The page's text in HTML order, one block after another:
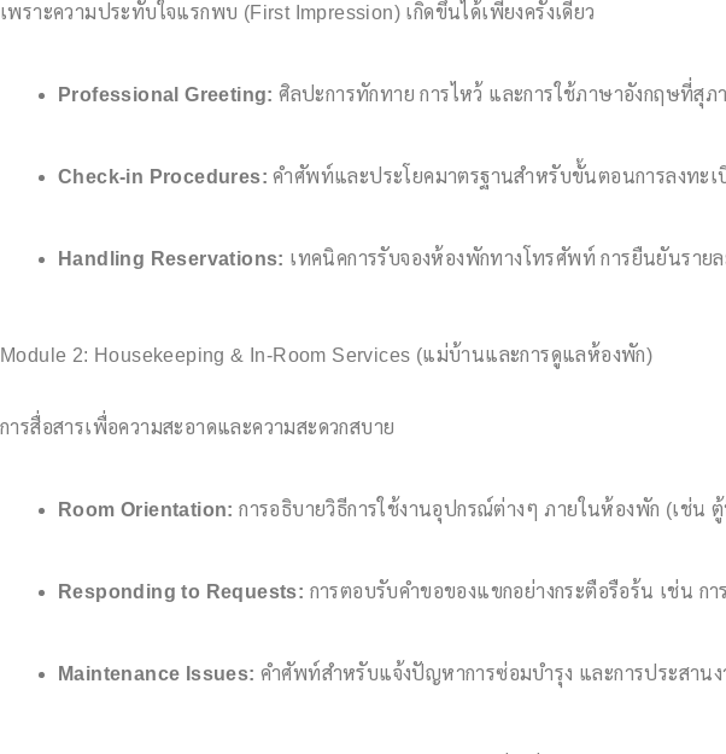
เพราะความประทับใจแรกพบ (First Impression) เกิดขึ้นได้เพียงครั้งเดียว
Professional Greeting: ศิลปะการทักทาย การไหว้ และการใช้ภาษาอังกฤษที่สุ
Check-in Procedures: คำศัพท์และประโยคมาตรฐานสำหรับขั้นตอนการลงทะเ
Handling Reservations: เทคนิคการรับจองห้องพักทางโทรศัพท์ การยืนยันราย
Module 2: Housekeeping & In-Room Services (แม่บ้านและการดูแลห้องพัก)
การสื่อสารเพื่อความสะอาดและความสะดวกสบาย
Room Orientation: การอธิบายวิธีการใช้งานอุปกรณ์ต่างๆ ภายในห้องพัก (เช่น
Responding to Requests: การตอบรับคำขอของแขกอย่างกระตือรือร้น เช่น
Maintenance Issues: คำศัพท์สำหรับแจ้งปัญหาการซ่อมบำรุง และการประสาน